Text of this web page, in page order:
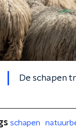
De schapen
schapen